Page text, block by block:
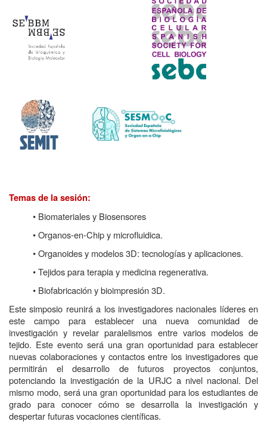
Temas de la sesión:
• Biomateriales y Biosensores
• Organos-en-Chip y microfluidica.
• Organoides y modelos 3D: tecnologías y aplicaciones.
• Tejidos para terapia y medicina regenerativa.
• Biofabricación y bioimpresión 3D.
Este simposio reunirá a los investigadores nacionales líderes en
este campo para establecer una nueva comunidad de
investigación y revelar paralelismos entre varios modelos de
tejido. Este evento será una gran oportunidad para establecer
nuevas colaboraciones y contactos entre los investigadores que
permitirán el desarrollo de futuros proyectos conjuntos,
potenciando la investigación de la URJC a nivel nacional. Del
mismo modo, será una gran oportunidad para los estudiantes de
grado para conocer cómo se desarrolla la investigación y
despertar futuras vocaciones científicas.